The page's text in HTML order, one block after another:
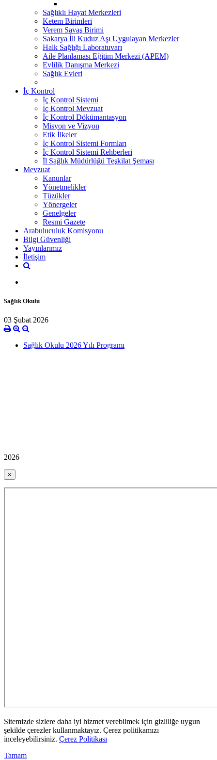
Sağlıklı Hayat Merkezleri
Ketem Birimleri
Verem Savaş Birimi
Sakarya İli Kuduz Aşı Uygulayan Merkezler
Halk Sağlığı Laboratuvarı
Aile Planlaması Eğitim Merkezi (APEM)
Evlilik Danışma Merkezi
Sağlık Evleri
İç Kontrol
İç Kontrol Sistemi
İç Kontrol Mevzuat
İç Kontrol Dökümantasyon
Misyon ve Vizyon
Etik İlkeler
İç Kontrol Sistemi Formları
İç Kontrol Sistemi Rehberleri
İl Sağlık Müdürlüğü Teşkilat Şeması
Mevzuat
Kanunlar
Yönetmelikler
Tüzükler
Yönergeler
Genelgeler
Resmi Gazete
Arabuluculuk Komisyonu
Bilgi Güvenliği
Yayınlarımız
İletişim
Sağlık Okulu
03 Şubat 2026
Sağlık Okulu 2026 Yılı Programı
2026
×
Sitemizde sizlere daha iyi hizmet verebilmek için gizliliğe uygun
şekilde çerezler kullanmaktayız. Çerez politikamızı
inceleyebilirsiniz. Çerez Politikası
Tamam